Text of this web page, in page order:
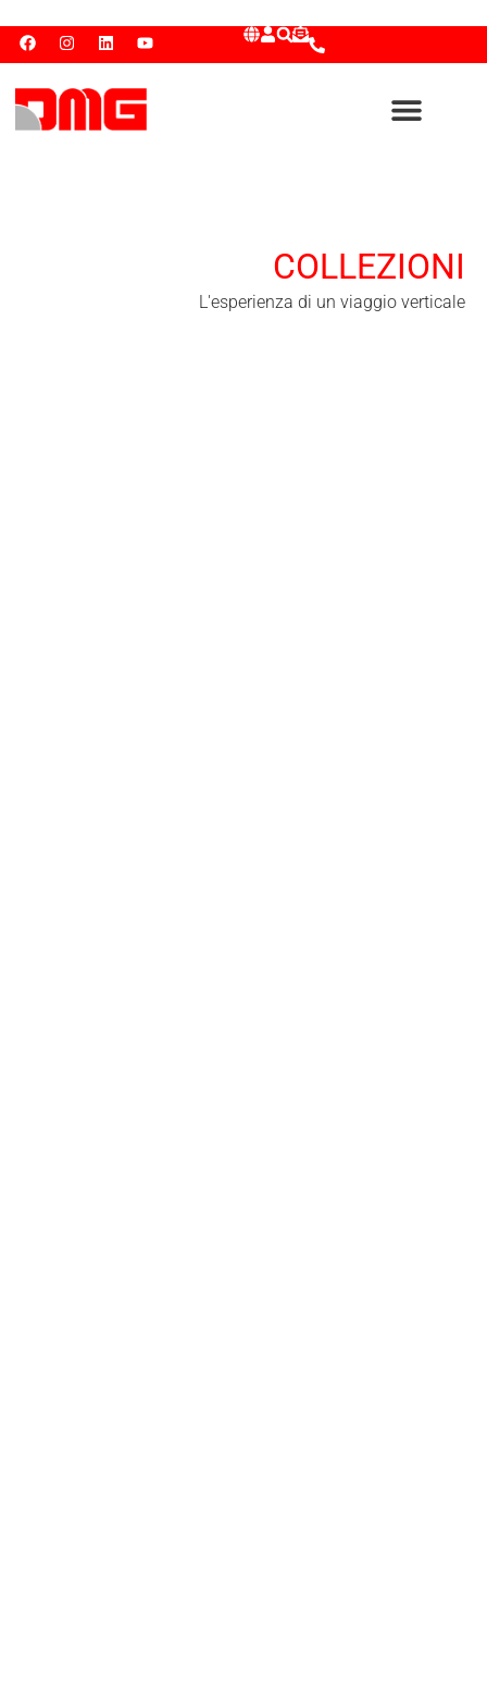
COLLEZIONI
L'esperienza di un viaggio verticale